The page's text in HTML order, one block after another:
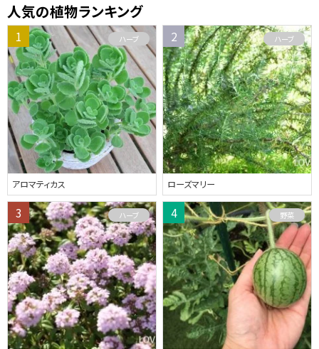
人気の植物ランキング
アロマティカス
ハーブ
ローズマリー
ハーブ
ハーブ 野菜